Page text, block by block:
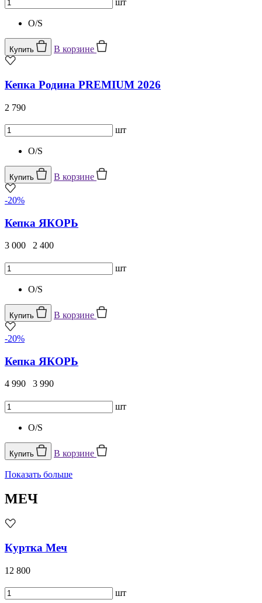
шт
O/S
Купить В корзине
Кепка Родина PREMIUM 2026
2 790
шт
O/S
Купить В корзине
-20%
Кепка ЯКОРЬ
3 000 2 400
шт
O/S
Купить В корзине
-20%
Кепка ЯКОРЬ
4 990 3 990
шт
O/S
Купить В корзине
Показать больше
МЕЧ
Куртка Меч
12 800
шт